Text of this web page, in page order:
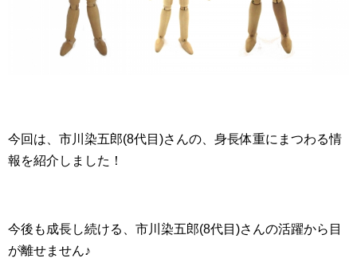
今回は、市川染五郎(8代目)さんの、身長体重にまつわる情
報を紹介しました！
今後も成長し続ける、市川染五郎(8代目)さんの活躍から目
が離せません♪